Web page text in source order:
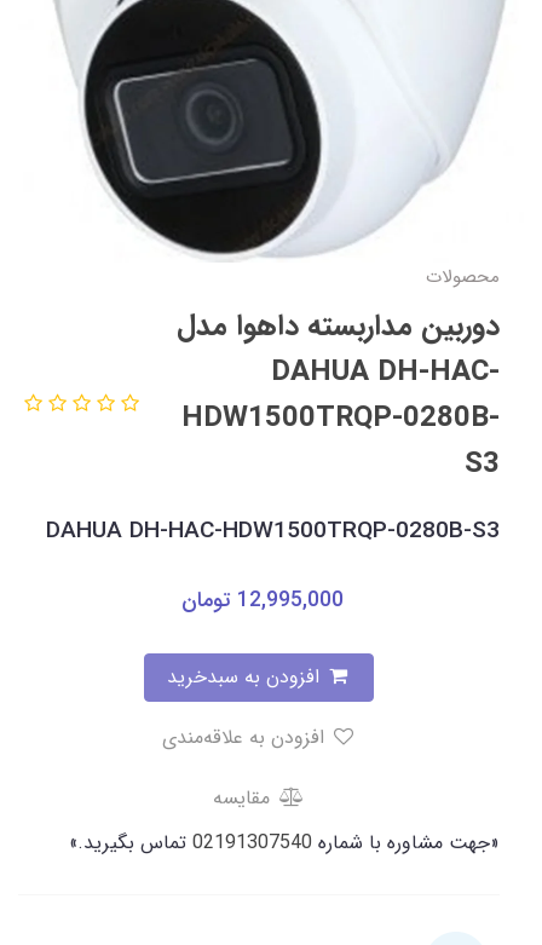
محصولات
دوربین مداربسته داهوا مدل
DAHUA DH-HAC-
HDW1500TRQP-0280B-
S3
DAHUA DH-HAC-HDW1500TRQP-0280B-S3
12,995,000 تومان
مقایسه
«جهت مشاوره با شماره 02191307540 تماس بگیرید.»